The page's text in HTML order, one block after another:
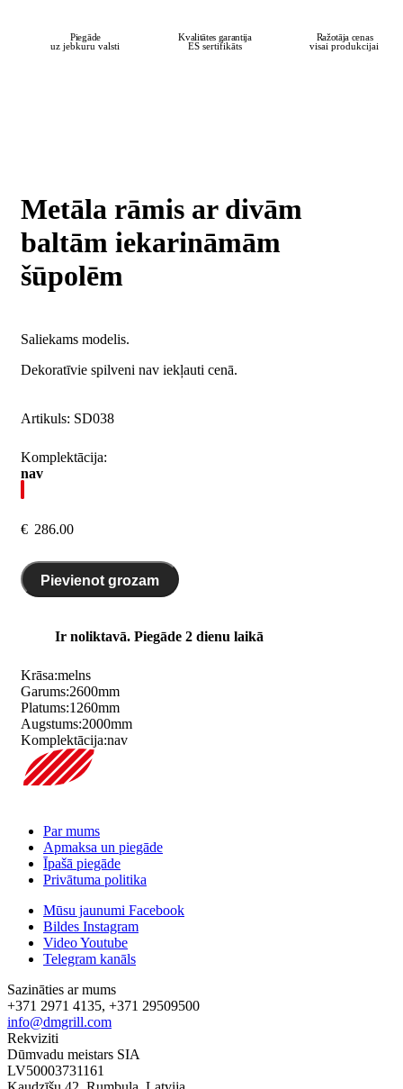
Piegāde
uz jebkuru valsti
Kvalitātes garantija
ES sertifikāts
Ražotāja cenas
visai produkcijai
Metāla rāmis ar divām
baltām iekarināmām
šūpolēm
Saliekams modelis.
Dekoratīvie spilveni nav iekļauti cenā.
Artikuls: SD038
Komplektācija:
nav
€ 286.00
Pievienot grozam
Ir noliktavā. Piegāde 2 dienu laikā
Krāsa:melns
Garums:2600mm
Platums:1260mm
Augstums:2000mm
Komplektācija:nav
Par mums
Apmaksa un piegāde
Īpašā piegāde
Privātuma politika
Mūsu jaunumi Facebook
Bildes Instagram
Video Youtube
Telegram kanāls
Sazināties ar mums
+371 2971 4135, +371 29509500
info@dmgrill.com
Rekviziti
Dūmvadu meistars SIA
LV50003731161